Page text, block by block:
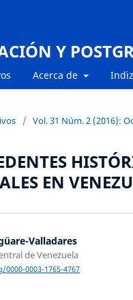
Y
Acerca de
/ Vol. 31 Núm. 2 (2016):
EN
Valladares
de Venezuela
0003-1765-4767